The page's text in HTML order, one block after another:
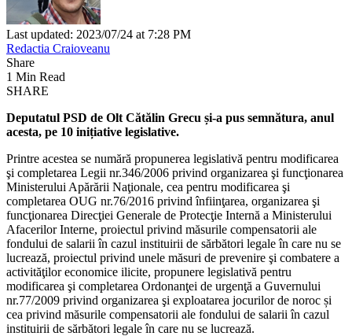
Last updated: 2023/07/24 at 7:28 PM
Redactia Craioveanu
Share
1 Min Read
SHARE
Deputatul PSD de Olt Cătălin Grecu și-a pus semnătura, anul
acesta, pe 10 inițiative legislative.
Printre acestea se numără propunerea legislativă pentru modificarea
şi completarea Legii nr.346/2006 privind organizarea şi funcţionarea
Ministerului Apărării Naţionale, cea pentru modificarea şi
completarea OUG nr.76/2016 privind înfiinţarea, organizarea şi
funcţionarea Direcţiei Generale de Protecţie Internă a Ministerului
Afacerilor Interne, proiectul privind măsurile compensatorii ale
fondului de salarii în cazul instituirii de sărbători legale în care nu se
lucrează, proiectul privind unele măsuri de prevenire şi combatere a
activităţilor economice ilicite, propunere legislativă pentru
modificarea şi completarea Ordonanţei de urgenţă a Guvernului
nr.77/2009 privind organizarea şi exploatarea jocurilor de noroc și
cea privind măsurile compensatorii ale fondului de salarii în cazul
instituirii de sărbători legale în care nu se lucrează.